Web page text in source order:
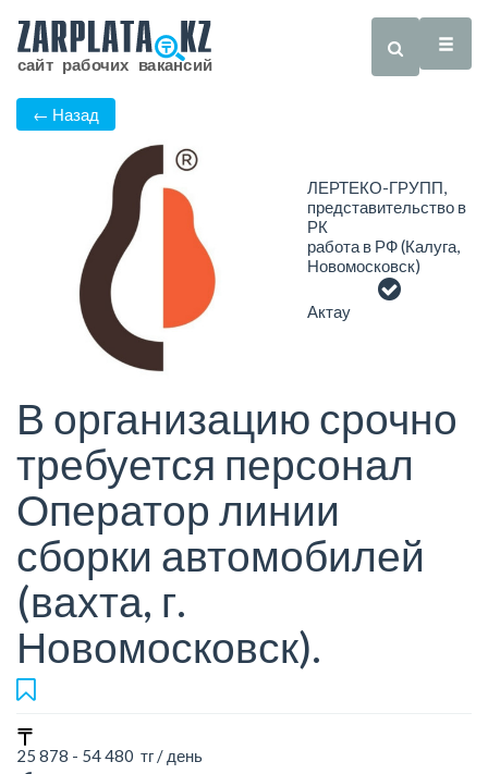
← Назад
ЛЕРТЕКО-ГРУПП,
представительство в
РК
работа в РФ (Калуга,
Новомосковск)
Актау
В организацию срочно
требуется персонал
Оператор линии
сборки автомобилей
(вахта, г.
Новомосковск).
25 878 - 54 480 тг / день